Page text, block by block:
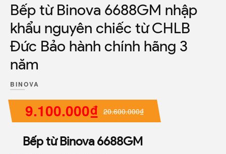
Bếp từ Binova 6688GM nhập
khẩu nguyên chiếc từ CHLB
Đức Bảo hành chính hãng 3
năm
BINOVA
9.100.000₫ 20.600.000₫
Bếp từ Binova 6688GM